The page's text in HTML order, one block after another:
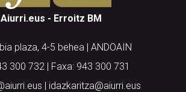
Aiurri.eus - Erroitz BM
plaza, 4-5 behea | ANDOAIN
300 732 | Faxa: 943 300 731
| idazkaritza@aiurri.eus